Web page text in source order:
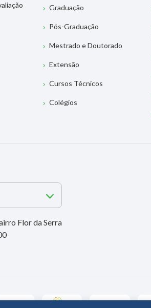
Graduação
Pós-Graduação
Mestrado e Doutorado
Extensão
Cursos Técnicos
Colégios
Flor da Serra